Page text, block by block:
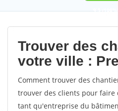
9,5
votes
Trouver des
votre ville :
Comment trouver des
trouver des clients pour faire
tant qu'entreprise du